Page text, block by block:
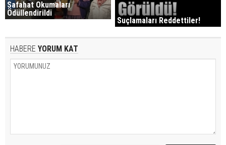
Safahat Okumaları
Ödüllendirildi
Suçlamaları Reddettiler!
HABERE YORUM KAT